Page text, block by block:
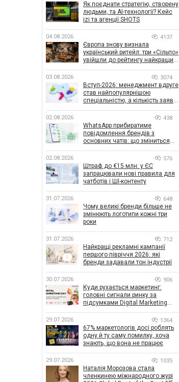
Як поєднати стратегію, створену
людьми, та AI-технології? Кейс
izi та агенції SHOTS
04.08.2026 4137
Європа знову визнала
український ритейл: три «Сільпо»
увійшли до рейтингу найкращих
03.08.2026 3074
Вступ-2026: менеджмент вдруге
став найпопулярнішою
спеціальністю, а кількість заяв
02.08.2026 438
WhatsApp прибиратиме
повідомлення брендів з
основних чатів: що зміниться
02.08.2026 576
Штраф до €15 млн: у ЄС
запрацювали нові правила для
чатботів і ШІ-контенту
31.07.2026 648
Чому великі бренди більше не
змінюють логотипи кожні три
роки
31.07.2026 712
Найкращі рекламні кампанії
першого півріччя 2026: які
бренди задавали тон індустрії
30.07.2026 906
Куди рухається маркетинг:
головні сигнали ринку за
підсумками Digital Marketing
29.07.2026 1364
67% маркетологів досі роблять
одну й ту саму помилку, хоча
знають, що вона не працює
29.07.2026 1035
Наталія Морозова стала
членкинею міжнародного журі